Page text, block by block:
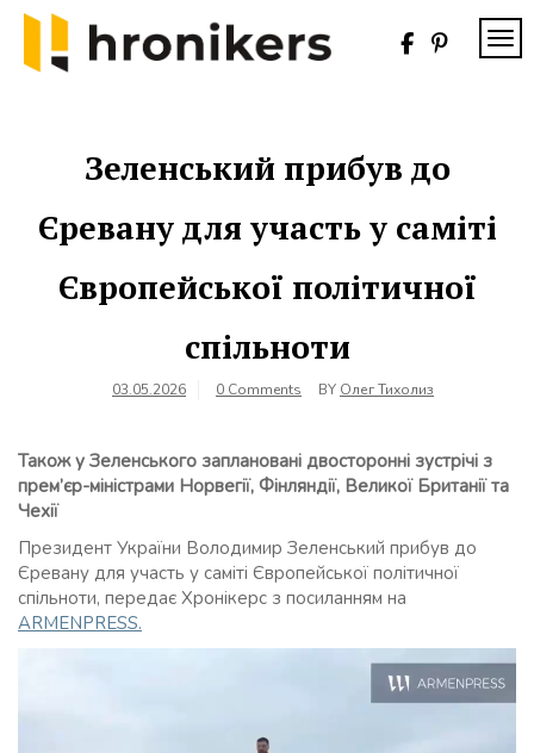
Skip
content
Зеленський прибув до
Єревану для участь у саміті
Європейської політичної
спільноти
03.05.2026 0 Comments BY Олег Тихолиз
Також у Зеленського заплановані двосторонні зустрічі з
прем’єр-міністрами Норвегії, Фінляндії, Великої Британії та
Чехії
Президент України Володимир Зеленський прибув до
Єревану для участь у саміті Європейської політичної
спільноти, передає Хронікерс з посиланням на
ARMENPRESS.